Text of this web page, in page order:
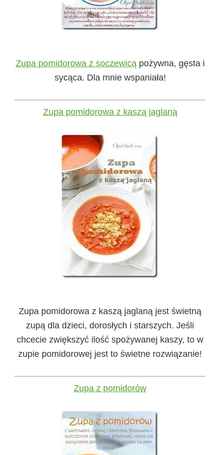
Zupa pomidorowa z soczewicąpożywna, gęsta i
sycąca. Dla mnie wspaniała!
Zupa pomidorowa z kaszą jaglaną
Zupa pomidorowa z kaszą jaglaną jest świetną
zupą dla dzieci, dorosłych i starszych. Jeśli
chcecie zwiększyć ilość spożywanej kaszy, to w
zupie pomidorowej jest to świetne rozwiązanie!
Zupa z pomidorów